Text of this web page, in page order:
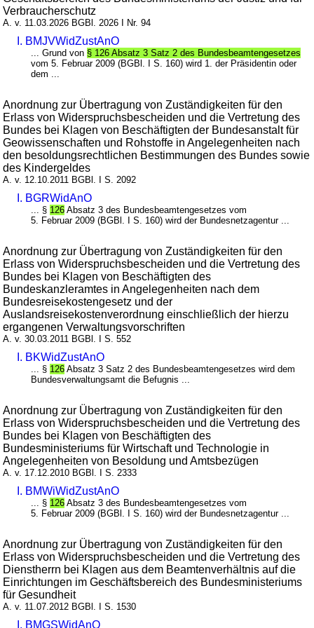
Verbraucherschutz
A. v. 11.03.2026 BGBl. 2026 I Nr. 94
I. BMJVWidZustAnO
... Grund von § 126 Absatz 3 Satz 2 des Bundesbeamtengesetzes
vom 5. Februar 2009 (BGBl. I S. 160) wird 1. der Präsidentin oder
dem ...
Anordnung zur Übertragung von Zuständigkeiten für den
Erlass von Widerspruchsbescheiden und die Vertretung des
Bundes bei Klagen von Beschäftigten der Bundesanstalt für
Geowissenschaften und Rohstoffe in Angelegenheiten nach
den besoldungsrechtlichen Bestimmungen des Bundes sowie
des Kindergeldes
A. v. 12.10.2011 BGBl. I S. 2092
I. BGRWidAnO
... § 126 Absatz 3 des Bundesbeamtengesetzes vom
5. Februar 2009 (BGBl. I S. 160) wird der Bundesnetzagentur ...
Anordnung zur Übertragung von Zuständigkeiten für den
Erlass von Widerspruchsbescheiden und die Vertretung des
Bundes bei Klagen von Beschäftigten des
Bundeskanzleramtes in Angelegenheiten nach dem
Bundesreisekostengesetz und der
Auslandsreisekostenverordnung einschließlich der hierzu
ergangenen Verwaltungsvorschriften
A. v. 30.03.2011 BGBl. I S. 552
I. BKWidZustAnO
... § 126 Absatz 3 Satz 2 des Bundesbeamtengesetzes wird dem
Bundesverwaltungsamt die Befugnis ...
Anordnung zur Übertragung von Zuständigkeiten für den
Erlass von Widerspruchsbescheiden und die Vertretung des
Bundes bei Klagen von Beschäftigten des
Bundesministeriums für Wirtschaft und Technologie in
Angelegenheiten von Besoldung und Amtsbezügen
A. v. 17.12.2010 BGBl. I S. 2333
I. BMWiWidZustAnO
... § 126 Absatz 3 des Bundesbeamtengesetzes vom
5. Februar 2009 (BGBl. I S. 160) wird der Bundesnetzagentur ...
Anordnung zur Übertragung von Zuständigkeiten für den
Erlass von Widerspruchsbescheiden und die Vertretung des
Dienstherrn bei Klagen aus dem Beamtenverhältnis auf die
Einrichtungen im Geschäftsbereich des Bundesministeriums
für Gesundheit
A. v. 11.07.2012 BGBl. I S. 1530
I. BMGSWidAnO